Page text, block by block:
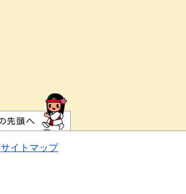
サイトマップ